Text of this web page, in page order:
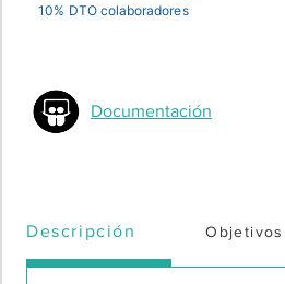
10% DTO colaboradores
Documentación
Descripción Objetivos